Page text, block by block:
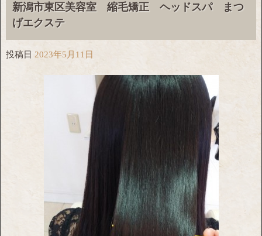
新潟市東区美容室 縮毛矯正 ヘッドスパ まつ
げエクステ
投稿日 2023年5月11日